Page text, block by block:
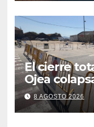
El cierre
Ojea
Cangas
8 AGOSTO 2026